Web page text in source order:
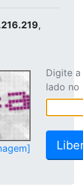
,
Digite
lado no